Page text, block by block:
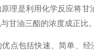
是利用化学反应将甘
甘油三酯的浓度成正比
优点包括快速、简单、